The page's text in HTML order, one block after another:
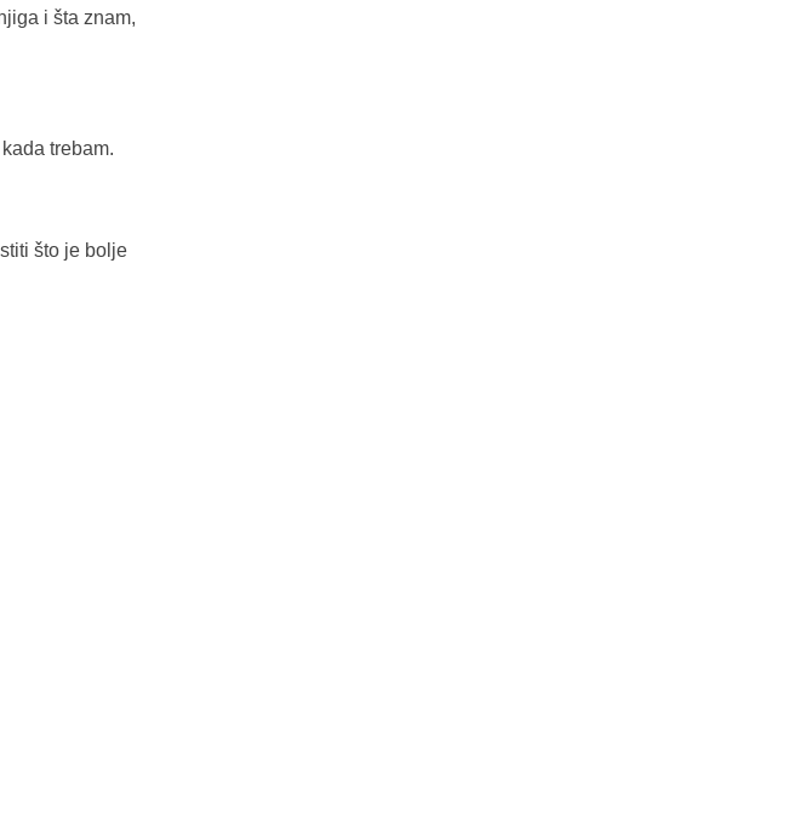
i šta znam,
trebam.
što je bolje